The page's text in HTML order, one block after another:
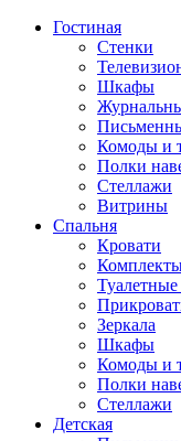
Гостиная
Стенки
Шкафы
Комоды и
Полки
Стеллажи
Витрины
Спальня
Кровати
Зеркала
Шкафы
Комоды и
Полки
Стеллажи
Детская